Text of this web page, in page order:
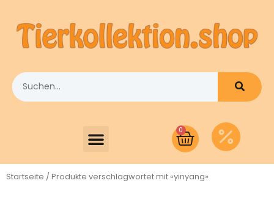
0
Startseite / Produkte verschlagwortet mit «yinyang»